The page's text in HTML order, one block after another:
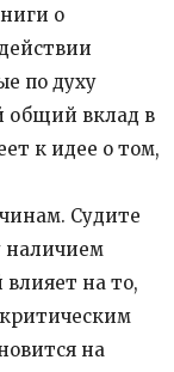
о
по духу
общий вклад в
к идее о том,
Судите
наличием
на то,
на